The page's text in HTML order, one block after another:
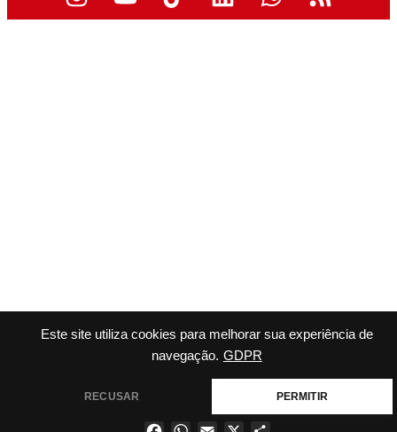
Este site utiliza cookies para melhorar sua experiência de
navegação. GDPR
RECUSAR PERMITIR